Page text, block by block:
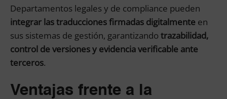
Departamentos legales y de compliance pueden
integrar las traducciones firmadas digitalmente en
sus sistemas de gestión, garantizando trazabilidad,
control de versiones y evidencia verificable ante
terceros.
Ventajas frente a la